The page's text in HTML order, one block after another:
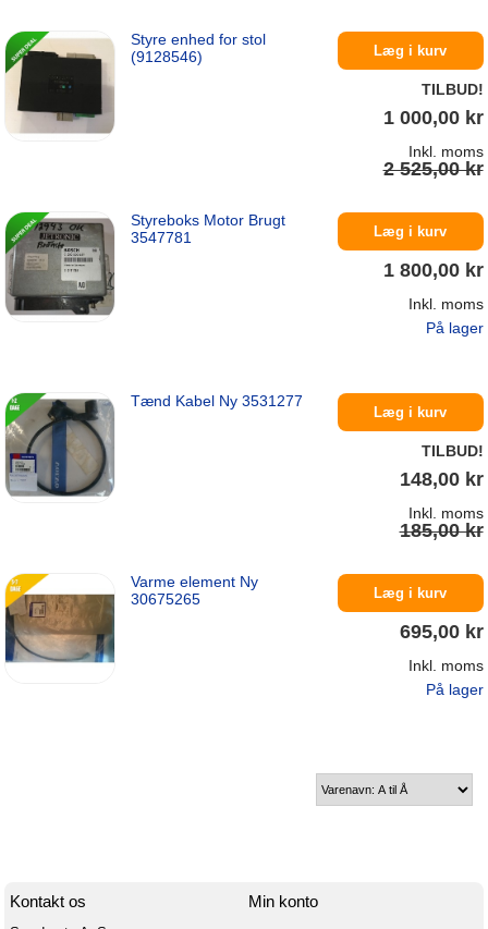
På lager
Styre enhed for stol
(9128546)
Læg i kurv
TILBUD!
1 000,00 kr
Inkl. moms
2 525,00 kr
På lager
Styreboks Motor Brugt
3547781
Læg i kurv
1 800,00 kr
Inkl. moms
På lager
Tænd Kabel Ny 3531277
Læg i kurv
TILBUD!
148,00 kr
Inkl. moms
185,00 kr
På lager
Varme element Ny
30675265
Læg i kurv
695,00 kr
Inkl. moms
På lager
Kontakt os Min konto